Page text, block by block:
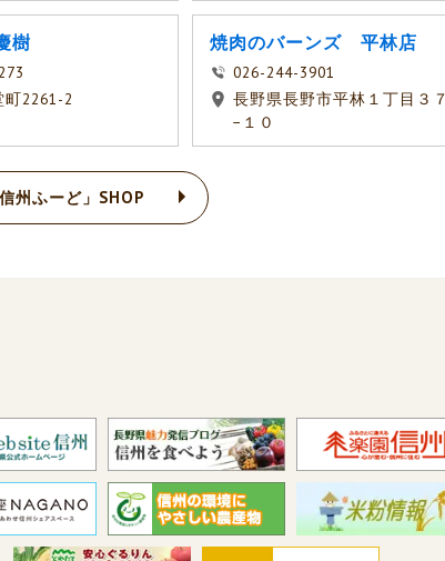
樹
2261-2
焼肉のバーンズ 平林店
026-244-3901
長野県長野市平林１丁目３７
−１０
州ふーど」SHOP